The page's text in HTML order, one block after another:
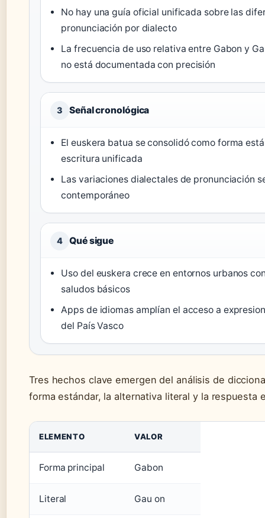
No hay una guía oficial unificada sobre las
pronunciación por dialecto
La frecuencia de uso relativa entre Gabon y
no está documentada con precisión
3 Señal cronológica
El euskera batua se consolidó como forma
escritura unificada
Las variaciones dialectales de pronunciación
contemporáneo
4 Qué sigue
Uso del euskera crece en entornos urbanos
saludos básicos
Apps de idiomas amplían el acceso a
del País Vasco
Tres hechos clave emergen del análisis de
forma estándar, la alternativa literal y la respuesta
ELEMENTO VALOR
Forma principal Gabon
Literal Gau on